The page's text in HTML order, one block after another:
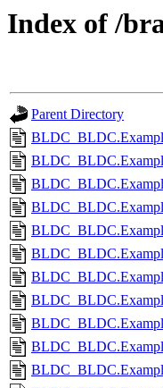
Index of /
Parent Directory